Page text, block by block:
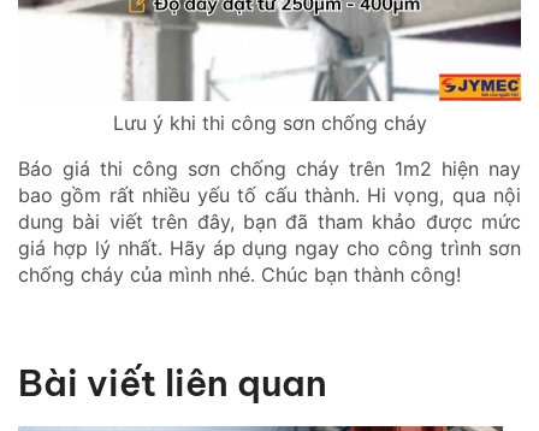
Lưu ý khi thi công sơn chống cháy
Báo giá thi công sơn chống cháy trên 1m2 hiện nay
bao gồm rất nhiều yếu tố cấu thành. Hi vọng, qua nội
dung bài viết trên đây, bạn đã tham khảo được mức
giá hợp lý nhất. Hãy áp dụng ngay cho công trình sơn
chống cháy của mình nhé. Chúc bạn thành công!
Bài viết liên quan